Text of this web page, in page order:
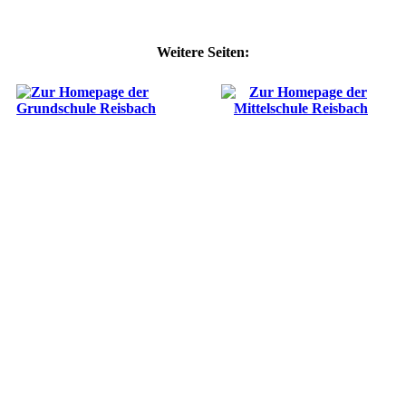
Weitere Seiten: